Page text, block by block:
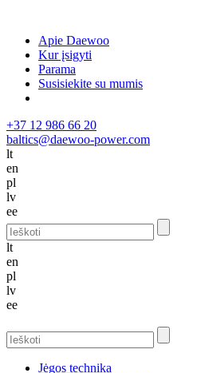
Apie Daewoo
Kur įsigyti
Parama
Susisiekite su mumis
+37 12 986 66 20
baltics@daewoo-power.com
lt
en
pl
lv
ee
lt
en
pl
lv
ee
Jėgos technika